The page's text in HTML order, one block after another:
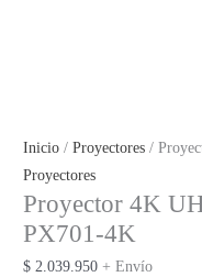
Inicio /Proyectores /
Proyectores
Proyector 4K
PX701-4K
$ 2.039.950 + Envío